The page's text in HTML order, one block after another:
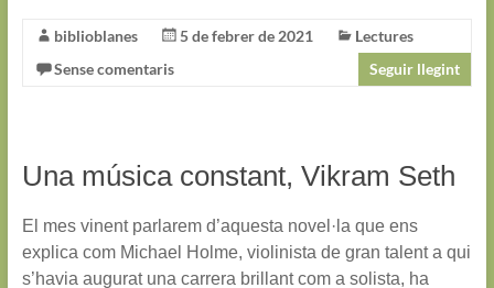
biblioblanes 5 de febrer de 2021
Lectures
Sense comentaris
Seguir llegint
Una música constant, Vikram Seth
El mes vinent parlarem d’aquesta novel·la que ens
explica com Michael Holme, violinista de gran talent a qui
s’havia augurat una carrera brillant com a solista, ha